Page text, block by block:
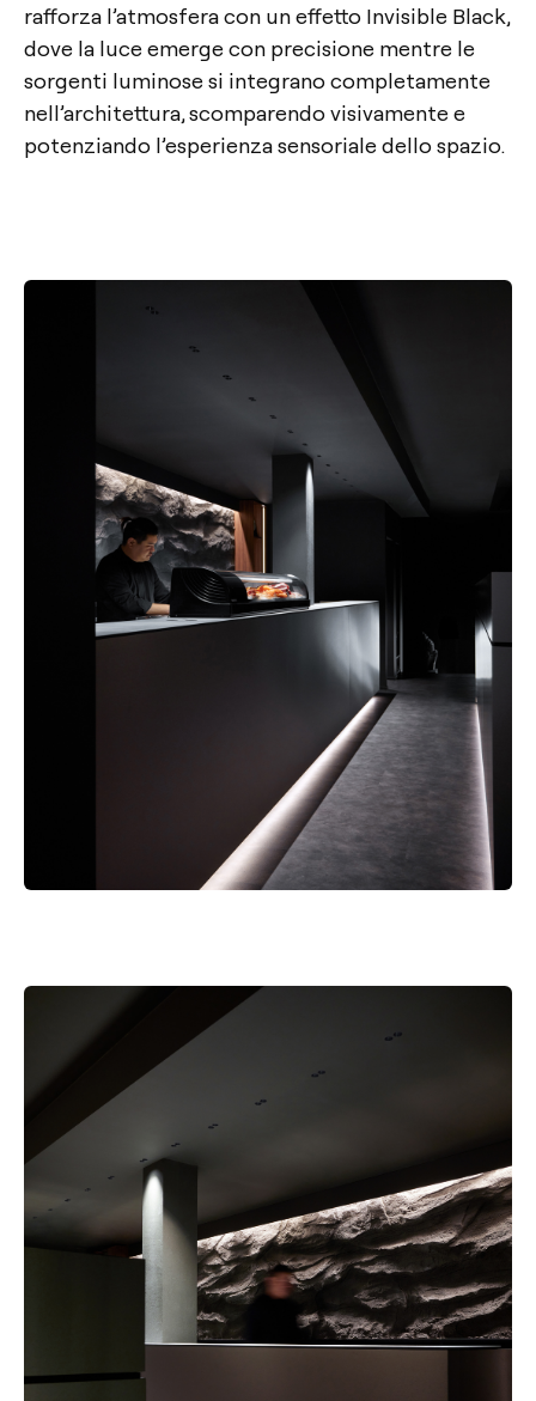
rafforza l’atmosfera con un effetto Invisible Black,
dove la luce emerge con precisione mentre le
sorgenti luminose si integrano completamente
nell’architettura, scomparendo visivamente e
potenziando l’esperienza sensoriale dello spazio.